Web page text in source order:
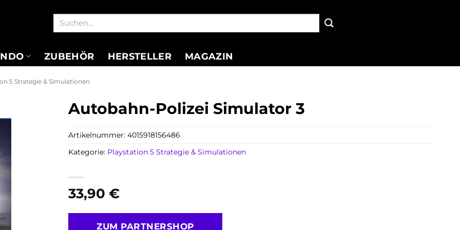
Suchen
ZUBEHÖR HERSTELLER MAGAZIN
5 Strategie & Simulationen
Autobahn-Polizei Simulator 3
33,90€
ZUM PARTNERSHOP
Artikelnummer:4015918156486
Kategorie: Playstation 5 Strategie & Simulationen